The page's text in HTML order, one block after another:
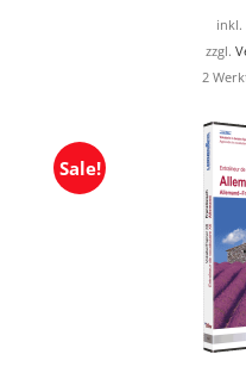
inkl.
zzgl.
2
Sale!